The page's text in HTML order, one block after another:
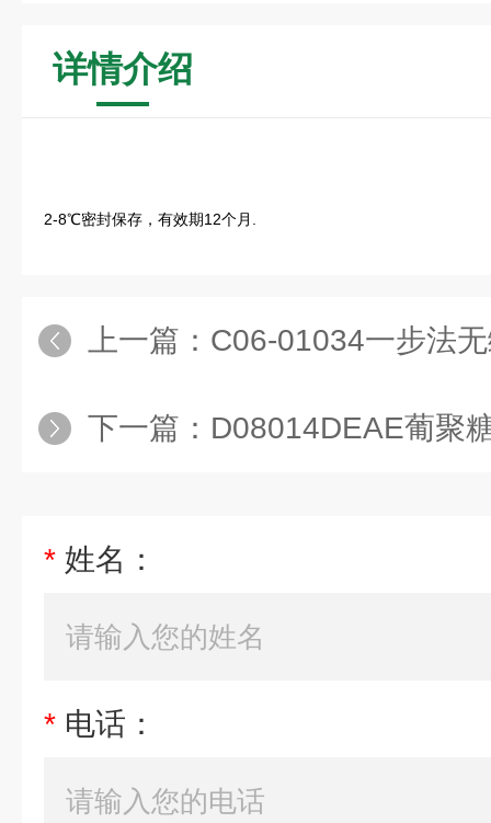
详情介绍
2-8℃密封保存，有效期12个月.
上一篇： C06-01034一步法无缝单/多
下一篇： D08014DEAE葡聚
* 姓名：
* 电话：